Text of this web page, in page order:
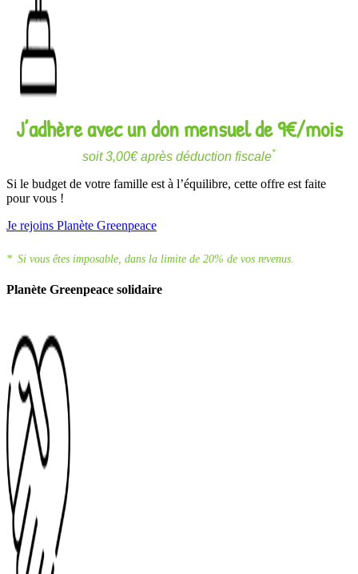
J’adhère avec un don mensuel de 9€/mois
soit 3,00€ après déduction fiscale*
Si le budget de votre famille est à l’équilibre, cette offre est faite
pour vous !
Je rejoins Planète Greenpeace
* Si vous êtes imposable, dans la limite de 20% de vos revenus.
Planète Greenpeace solidaire